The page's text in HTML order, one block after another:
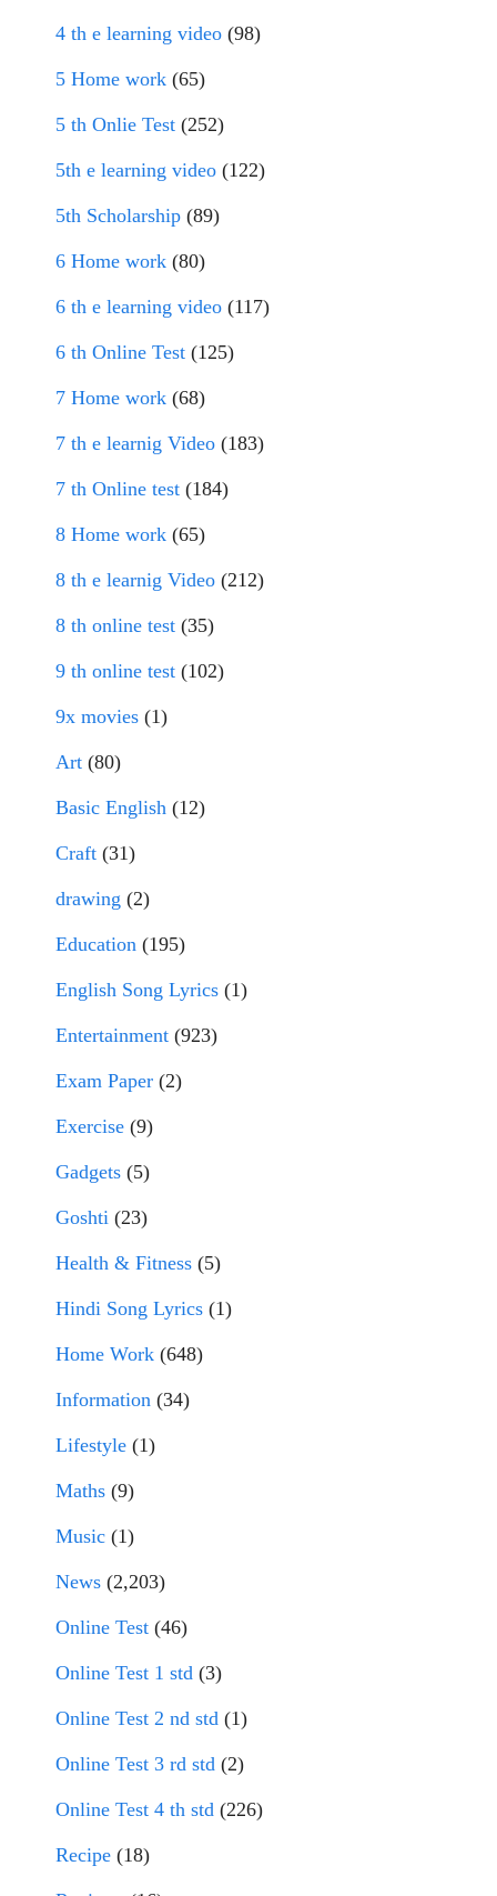
4 th e learning video (98)
5 Home work (65)
5 th Onlie Test (252)
5th e learning video (122)
5th Scholarship (89)
6 Home work (80)
6 th e learning video (117)
6 th Online Test (125)
7 Home work (68)
7 th e learnig Video (183)
7 th Online test (184)
8 Home work (65)
8 th e learnig Video (212)
8 th online test (35)
9 th online test (102)
9x movies (1)
Art (80)
Basic English (12)
Craft (31)
drawing (2)
Education (195)
English Song Lyrics (1)
Entertainment (923)
Exam Paper (2)
Exercise (9)
Gadgets (5)
Goshti (23)
Health & Fitness (5)
Hindi Song Lyrics (1)
Home Work (648)
Information (34)
Lifestyle (1)
Maths (9)
Music (1)
News (2,203)
Online Test (46)
Online Test 1 std (3)
Online Test 2 nd std (1)
Online Test 3 rd std (2)
Online Test 4 th std (226)
Recipe (18)